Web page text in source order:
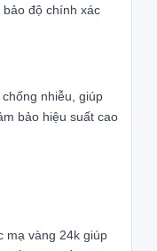
độ chính xác
nhiễu, giúp
bảo hiệu suất cao
mạ vàng 24k giúp